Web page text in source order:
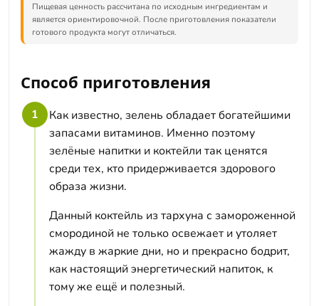
Пищевая ценность рассчитана по исходным ингредиентам и
является ориентировочной. После приготовления показатели
готового продукта могут отличаться.
Способ приготовления
1
Как известно, зелень обладает богатейшими
запасами витаминов. Именно поэтому
зелёные напитки и коктейли так ценятся
среди тех, кто придерживается здорового
образа жизни.
Данный коктейль из тархуна с замороженной
смородиной не только освежает и утоляет
жажду в жаркие дни, но и прекрасно бодрит,
как настоящий энергетический напиток, к
тому же ещё и полезный.